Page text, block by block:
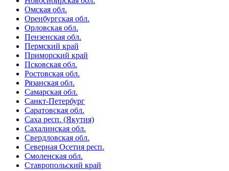
Омская обл.
Оренбургская обл.
Орловская обл.
Пензенская обл.
Пермский край
Приморский край
Псковская обл.
Ростовская обл.
Рязанская обл.
Самарская обл.
Санкт-Петербург
Саратовская обл.
Саха респ. (Якутия)
Сахалинская обл.
Свердловская обл.
Северная Осетия респ.
Смоленская обл.
Ставропольский край